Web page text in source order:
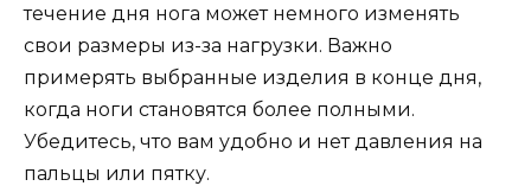
течение дня нога может немного изменять
свои размеры из-за нагрузки. Важно
примерять выбранные изделия в конце дня,
когда ноги становятся более полными.
Убедитесь, что вам удобно и нет давления на
пальцы или пятку.